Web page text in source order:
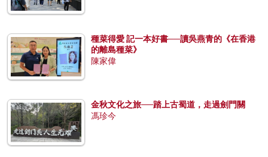
種菜得愛 記一本好書──讀吳燕青的《在香港
的離島種菜》
陳家偉
金秋文化之旅──踏上古蜀道，走過劍門關
馮珍今